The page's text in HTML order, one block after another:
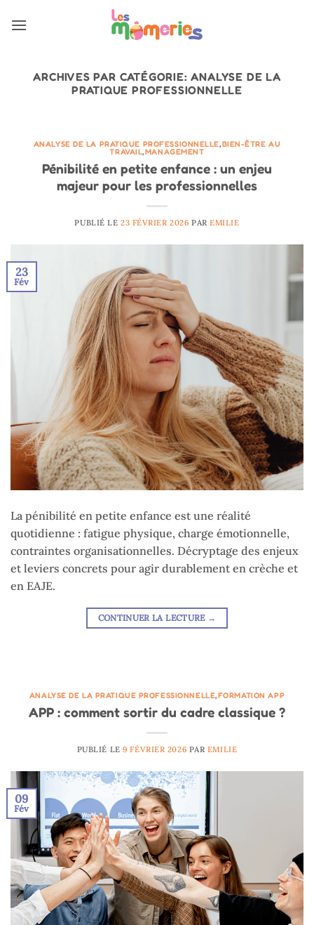
ARCHIVES PAR CATÉGORIE:ANALYSE DE LA
PRATIQUE PROFESSIONNELLE
ANALYSE DE LA PRATIQUE PROFESSIONNELLE,BIEN-ÊTRE AU
TRAVAIL,MANAGEMENT
Pénibilité en petite enfance : un enjeu
majeur pour les professionnelles
PUBLIÉ LE 23 FÉVRIER 2026 PAREMILIE
23
Fév
La pénibilité en petite enfance est une réalité
quotidienne : fatigue physique, charge émotionnelle,
contraintes organisationnelles. Décryptage des enjeux
et leviers concrets pour agir durablement en crèche et
en EAJE.
CONTINUER LA LECTURE →
ANALYSE DE LA PRATIQUE PROFESSIONNELLE,FORMATION APP
APP : comment sortir du cadre classique ?
PUBLIÉ LE9 FÉVRIER 2026 PAR EMILIE
09
Fév